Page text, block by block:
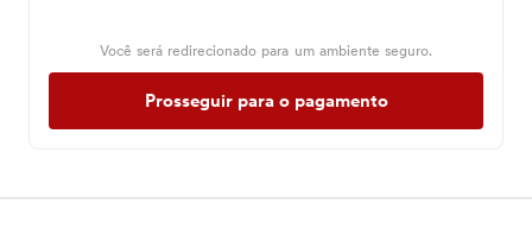
Você será redirecionado para um ambiente seguro.
Prosseguir para o pagamento